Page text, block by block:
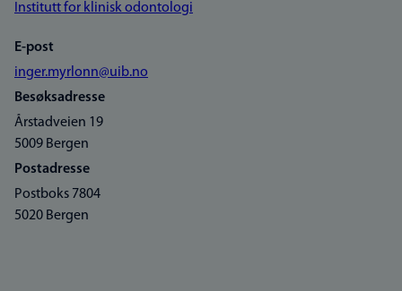
Institutt for klinisk odontologi
E-post
inger.myrlonn@uib.no
Besøksadresse
Årstadveien 19
5009 Bergen
Postadresse
Postboks 7804
5020 Bergen